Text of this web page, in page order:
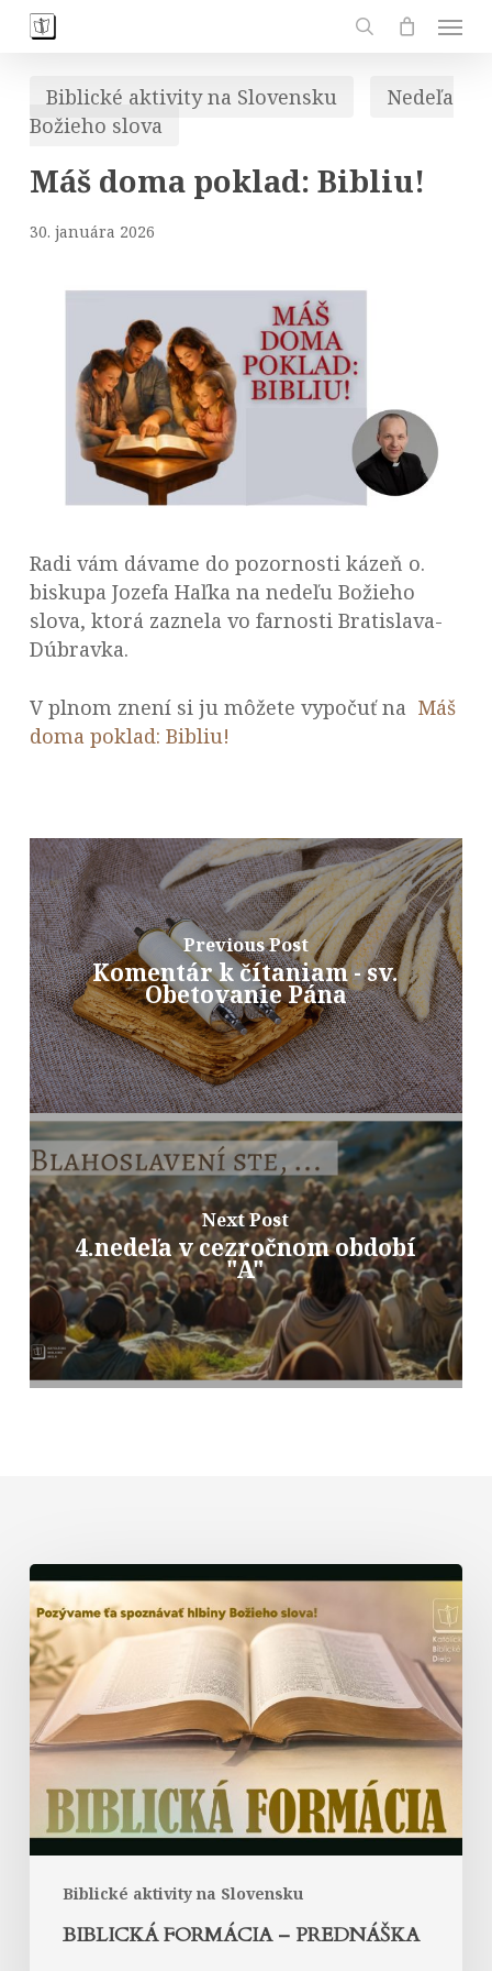
Skip
contentBiblické aktivity na Slovensku
Nedeľa
Božieho slova
Máš doma poklad: Bibliu!
30. januára 2026
Radi vám dávame do pozornosti kázeň o.
biskupa Jozefa Haľka na nedeľu Božieho
slova, ktorá zaznela vo farnosti Bratislava-
Dúbravka.
V plnom znení si ju môžete vypočuť na Máš
doma poklad: Bibliu!
Previous Post
Komentár k čítaniam - sv.
Obetovanie Pána
Next Post
4.nedeľa v cezročnom období
"A"
Biblické aktivity na Slovensku
Biblická
formácia
–
prednáška
BIBLICKÁ FORMÁCIA – PREDNÁŠKA